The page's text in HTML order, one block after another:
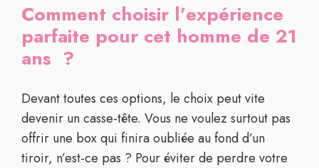
Comment choisir l’expérience
parfaite pour cet homme de 21
ans ?
Devant toutes ces options, le choix peut vite
devenir un casse-tête. Vous ne voulez surtout pas
offrir une box qui finira oubliée au fond d’un
tiroir, n’est-ce pas ? Pour éviter de perdre votre